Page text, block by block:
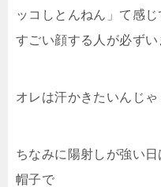
ッコしとんねん」て感じ
すごい顔する人が必ず
オレは汗かきたいんじゃ
ちなみに陽射しが強い
帽子で